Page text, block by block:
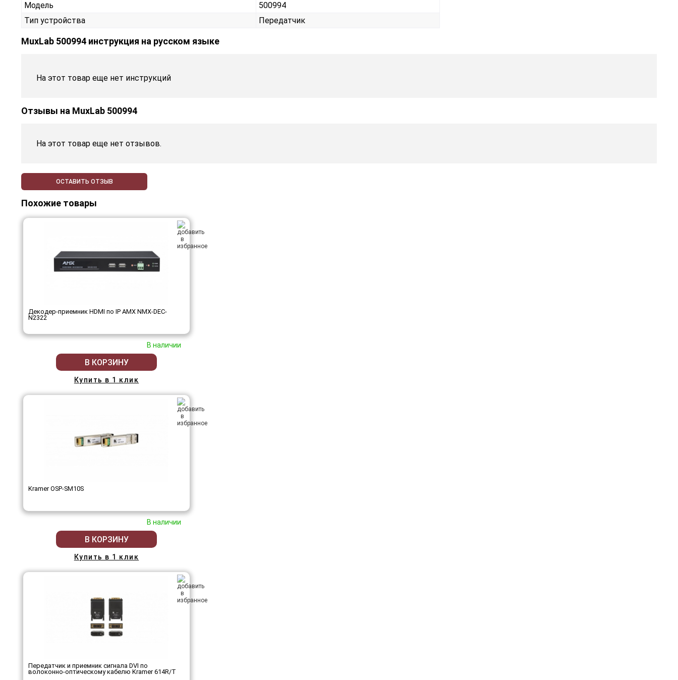
Модель
500994
Тип устройства
Передатчик
MuxLab 500994 инструкция на русском языке
На этот товар еще нет инструкций
Отзывы на MuxLab 500994
На этот товар еще нет отзывов.
ОСТАВИТЬ ОТЗЫВ
Похожие товары
Декодер-приемник HDMI по IP AMX NMX-DEC-
N2322
В наличии
В КОРЗИНУ
Купить в 1 клик
Kramer OSP-SM10S
В наличии
В КОРЗИНУ
Купить в 1 клик
Передатчик и приемник сигнала DVI по
волоконно-оптическому кабелю Kramer 614R/T